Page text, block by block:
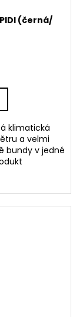
(černá/
klimatická
a velmi
bundy v jedné